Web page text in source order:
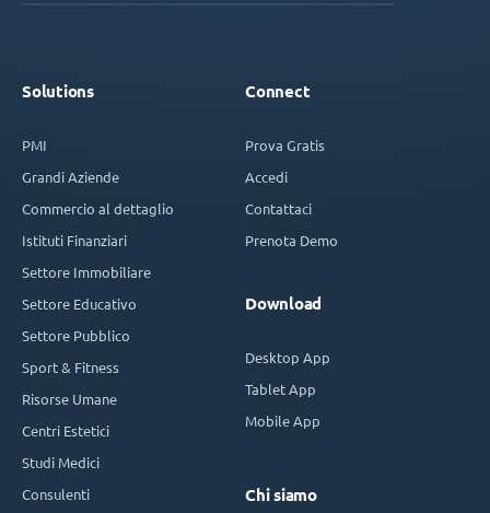
Solutions
PMI
Grandi Aziende
Commercio al dettaglio
Istituti Finanziari
Settore Immobiliare
Settore Educativo
Settore Pubblico
Sport & Fitness
Risorse Umane
Centri Estetici
Studi Medici
Consulenti
Connect
Prova Gratis
Accedi
Contattaci
Prenota Demo
Download
Desktop App
Tablet App
Mobile App
Chi siamo